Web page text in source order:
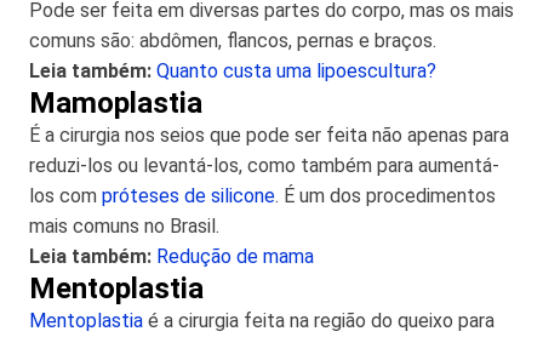
Pode ser feita em diversas partes do corpo, mas os mais
comuns são: abdômen, flancos, pernas e braços.
Leia também: Quanto custa uma lipoescultura?
Mamoplastia
É a cirurgia nos seios que pode ser feita não apenas para
reduzi-los ou levantá-los, como também para aumentá-
los com próteses de silicone. É um dos procedimentos
mais comuns no Brasil.
Leia também: Redução de mama
Mentoplastia
Mentoplastia é a cirurgia feita na região do queixo para